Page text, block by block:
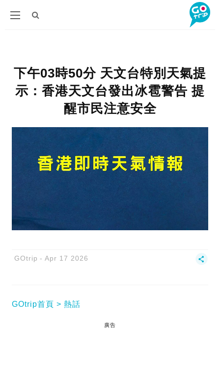
下午03時50分 天文台特別天氣提
示：香港天文台發出冰雹警告 提
醒市民注意安全
GOtrip Apr 17 2026
GOtrip首頁 熱話
廣告